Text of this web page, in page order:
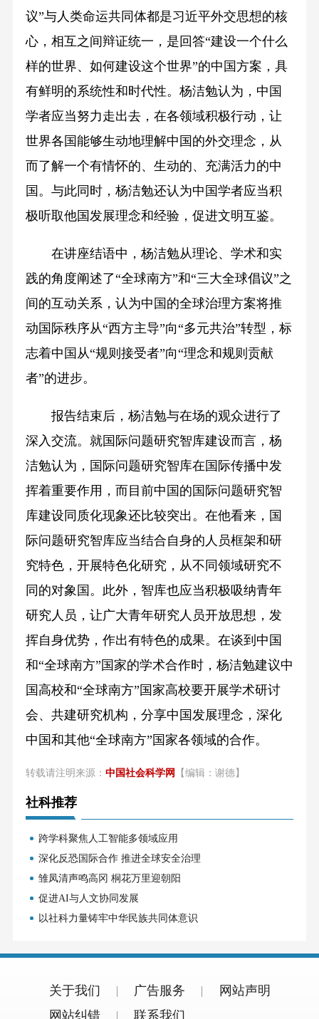
议”与人类命运共同体都是习近平外交思想的核
心，相互之间辩证统一，是回答“建设一个什么
样的世界、如何建设这个世界”的中国方案，具
有鲜明的系统性和时代性。杨洁勉认为，中国
学者应当努力走出去，在各领域积极行动，让
世界各国能够生动地理解中国的外交理念，从
而了解一个有情怀的、生动的、充满活力的中
国。与此同时，杨洁勉还认为中国学者应当积
极听取他国发展理念和经验，促进文明互鉴。
在讲座结语中，杨洁勉从理论、学术和实
践的角度阐述了“全球南方”和“三大全球倡议”之
间的互动关系，认为中国的全球治理方案将推
动国际秩序从“西方主导”向“多元共治”转型，标
志着中国从“规则接受者”向“理念和规则贡献
者”的进步。
报告结束后，杨洁勉与在场的观众进行了
深入交流。就国际问题研究智库建设而言，杨
洁勉认为，国际问题研究智库在国际传播中发
挥着重要作用，而目前中国的国际问题研究智
库建设同质化现象还比较突出。在他看来，国
际问题研究智库应当结合自身的人员框架和研
究特色，开展特色化研究，从不同领域研究不
同的对象国。此外，智库也应当积极吸纳青年
研究人员，让广大青年研究人员开放思想，发
挥自身优势，作出有特色的成果。在谈到中国
和“全球南方”国家的学术合作时，杨洁勉建议中
国高校和“全球南方”国家高校要开展学术研讨
会、共建研究机构，分享中国发展理念，深化
中国和其他“全球南方”国家各领域的合作。
转载请注明来源： 中国社会科学网 【编辑：谢德】
社科推荐
跨学科聚焦人工智能多领域应用
深化反恐国际合作 推进全球安全治理
雏凤清声鸣高冈 桐花万里迎朝阳
促进AI与人文协同发展
以社科力量铸牢中华民族共同体意识
关于我们 广告服务
网站声明
网站纠错
联系我们